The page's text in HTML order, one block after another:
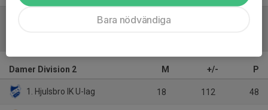
Damer Division 2 M +/- P
1. Hjulsbro IK U-lag 18 112 48
Bara nödvändiga